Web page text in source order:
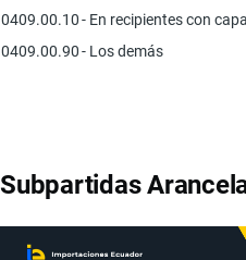
0409.00.10- En recipientes con
0409.00.90- Los demás
Subpartidas